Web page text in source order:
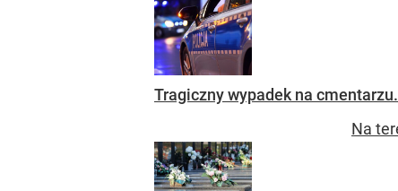
Tragiczny wypadek na
Na